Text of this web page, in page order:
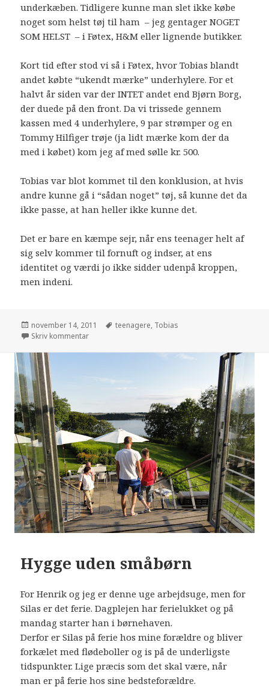
underkæben. Tidligere kunne man slet ikke købe
noget som helst tøj til ham – jeg gentager NOGET
SOM HELST – i Føtex, H&M eller lignende butikker.
Kort tid efter stod vi så i Føtex, hvor Tobias blandt
andet købte “ukendt mærke” underhylere. For et
halvt år siden var der INTET andet end Bjørn Borg,
der duede på den front. Da vi trissede gennem
kassen med 4 underhylere, 9 par strømper og en
Tommy Hilfiger trøje (ja lidt mærke kom der da
med i købet) kom jeg af med sølle kr. 500.
Tobias var blot kommet til den konklusion, at hvis
andre kunne gå i “sådan noget” tøj, så kunne det da
ikke passe, at han heller ikke kunne det.
Det er bare en kæmpe sejr, når ens teenager helt af
sig selv kommer til fornuft og indser, at ens
identitet og værdi jo ikke sidder udenpå kroppen,
men indeni.
november 14, 2011 teenagere, Tobias
Skriv kommentar
Hygge uden småbørn
For Henrik og jeg er denne uge arbejdsuge, men for
Silas er det ferie. Dagplejen har ferielukket og på
mandag starter han i børnehaven.
Derfor er Silas på ferie hos mine forældre og bliver
forkælet med flødeboller og is på de underligste
tidspunkter. Lige præcis som det skal være, når
man er på ferie hos sine bedsteforældre.